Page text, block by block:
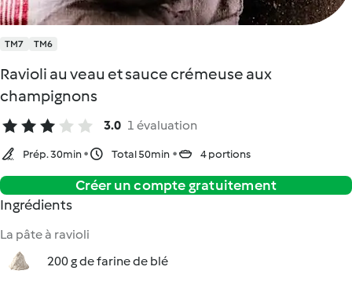
TM7 TM6
Ravioli au veau et sauce crémeuse aux
champignons
3.0 1 évaluation
Prép. 30min Total 50min 4 portions
Créer un compte gratuitement
Ingrédients
La pâte à ravioli
200 g de farine de blé